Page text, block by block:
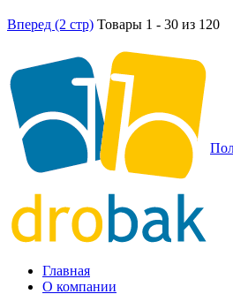
Вперед (2 стр) Товары 1 - 30 из 120
Главная
О компании